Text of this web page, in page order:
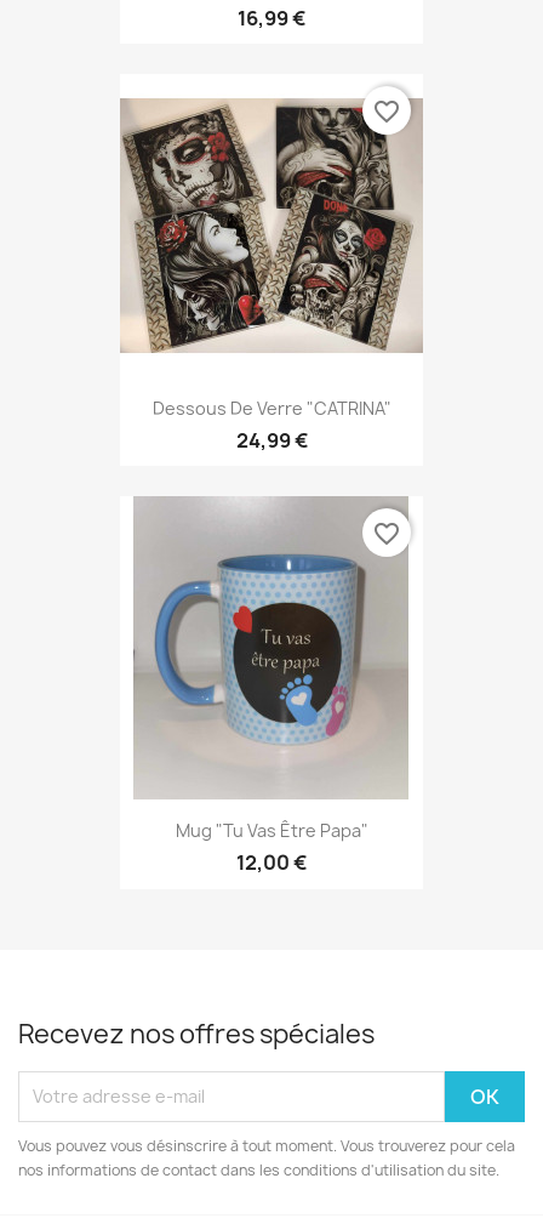
16,99 €
Dessous De Verre "CATRINA"
24,99 €
favorite_border
Mug "Tu Vas Être Papa"
12,00 €
favorite_border
Recevez nos offres spéciales
Vous pouvez vous désinscrire à tout moment. Vous trouverez pour cela
nos informations de contact dans les conditions d'utilisation du site.